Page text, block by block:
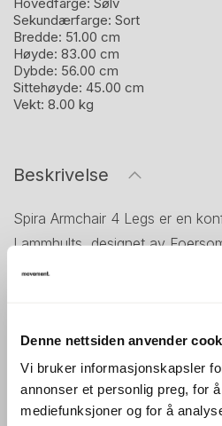
Denne nettsiden anvender
Vi bruker informasjonskapsler
annonser et personlig preg, for
mediefunksjoner og for å
Sekundærfarge: Sort
Bredde: 51.00 cm
Høyde: 83.00 cm
Dybde: 56.00 cm
Sittehøyde: 45.00 cm
Vekt: 8.00 kg
Beskrivelse
Spira Armchair 4 Legs er en
Lammhults, designet av
Serien kjennetegnes av et lett
Denne varianten har fire ben
gjør stolen praktisk der det er
møbleringsløsninger. Den